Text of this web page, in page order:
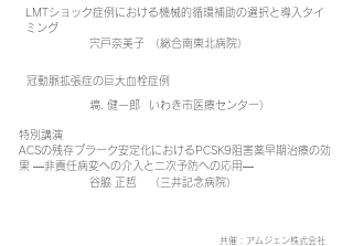
宍戸奈美子
塙. 健一郎
谷脇 正哲
（総合南東北病院）
いわき市医療センター）
（三井記念病院）
LMTショック症例における機械的循環補助の選択と導入タイ
ミング
冠動脈拡張症の巨大血栓症例
特別講演
ACSの残存プラーク安定化におけるPCSK9阻害薬早期治療の効
果 ―非責任病変への介入と二次予防への応用―
​共催：アムジェン株式会社